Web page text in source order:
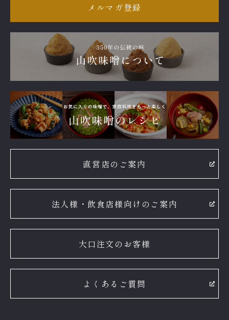
メルマガ登録
直営店のご案内
法人様・飲食店様向けのご案内
大口注文のお客様
よくあるご質問